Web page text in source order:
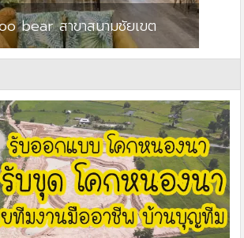
bear สาขาสนามชัยเขต